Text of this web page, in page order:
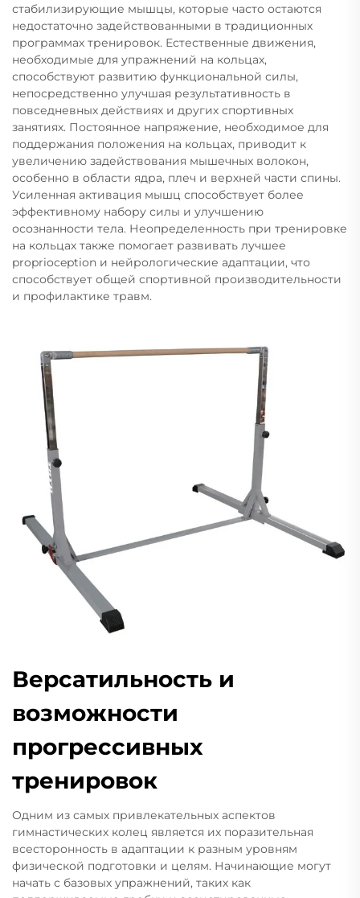
стабилизирующие мышцы, которые часто остаются
недостаточно задействованными в традиционных
программах тренировок. Естественные движения,
необходимые для упражнений на кольцах,
способствуют развитию функциональной силы,
непосредственно улучшая результативность в
повседневных действиях и других спортивных
занятиях. Постоянное напряжение, необходимое для
поддержания положения на кольцах, приводит к
увеличению задействования мышечных волокон,
особенно в области ядра, плеч и верхней части спины.
Усиленная активация мышц способствует более
эффективному набору силы и улучшению
осознанности тела. Неопределенность при тренировке
на кольцах также помогает развивать лучшее
proprioception и нейрологические адаптации, что
способствует общей спортивной производительности
и профилактике травм.
Версатильность и
возможности
прогрессивных
тренировок
Одним из самых привлекательных аспектов
гимнастических колец является их поразительная
всесторонность в адаптации к разным уровням
физической подготовки и целям. Начинающие могут
начать с базовых упражнений, таких как